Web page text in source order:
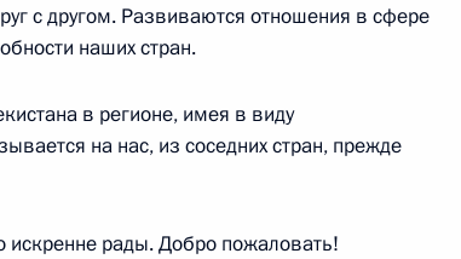
с другом. Развиваются отношения в сфере
наших стран.
в регионе, имея в виду
на нас, из соседних стран, прежде
искренне рады. Добро пожаловать!